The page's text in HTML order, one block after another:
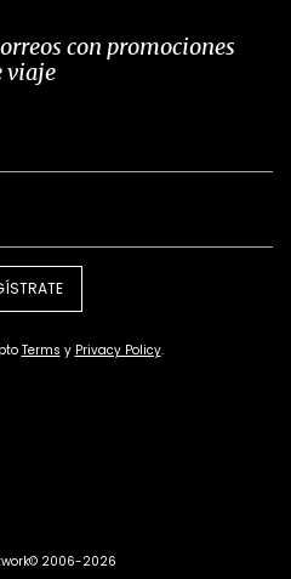
con promociones
viaje
Terms y Privacy Policy.
2006-2026